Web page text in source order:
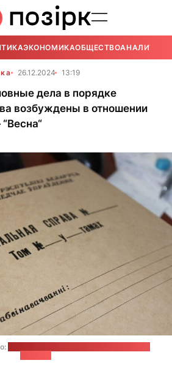
ЭКОНОМИКАОБЩЕСТВОАНАЛИТИКА
26.12.2024 13:19
дела в порядке
возбуждены в отношении